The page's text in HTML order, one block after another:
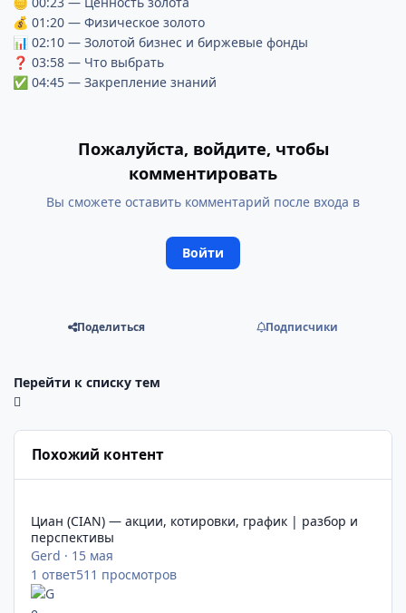
💰 01:20 — Физическое золото
📊 02:10 — Золотой бизнес и биржевые фонды
❓ 03:58 — Что выбрать
✅ 04:45 — Закрепление знаний
Пожалуйста, войдите, чтобы
комментировать
Вы сможете оставить комментарий после входа в
Войти
Поделиться Подписчики
Перейти к списку тем
Похожий контент
Циан (CIAN) — акции, котировки, график | разбор и
перспективы
Gerd · 15 мая
1 ответ511 просмотров